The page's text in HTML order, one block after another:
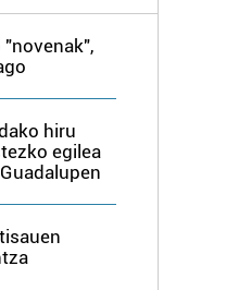
"novenak",
hiru
egilea